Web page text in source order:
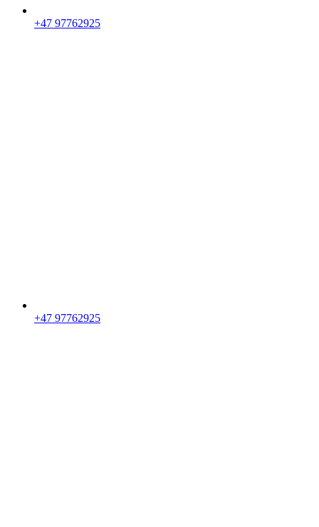
+47 97762925
+47 97762925